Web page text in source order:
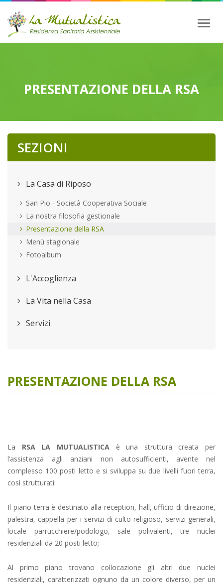
Toggle
PRESENTAZIONE DELLA RSA
SEZIONI
La Casa di Riposo
San Pio - Società Cooperativa Sociale
La nostra filosofia gestionale
Presentazione della RSA
Menù stagionale
Fotoalbum
L'Accoglienza
La Vita nella Casa
Servizi
PRESENTAZIONE DELLA RSA
La RSA LA MUTUALISTICAè una struttura creata per
l’assistenza agli anziani non autosufficienti, avente nel
complesso 100 posti letto e si sviluppa su due livelli fuori terra,
così strutturati:
Il piano terra è destinato alla reception, hall, ufficio di direzione,
palestra, cappella per i servizi di culto religioso, servizi generali,
locale parrucchiere/podologo, sale polivalenti, tre nuclei
residenziali da 20 posti letto;
Al primo piano trovano collocazione gli altri due nuclei
residenziali, caratterizzati ognuno da un colore diverso, per un